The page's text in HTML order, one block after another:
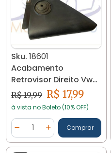
Sku. 18601
Acabamento
Retrovisor Direito Vw
Logus/pointer 1994/96
18601
R$ 19,99 R$ 17,99
à vista no Boleto (10% OFF)
Diminuir Quantidade
Quantidade
Adicionar Quantidade
Comprar